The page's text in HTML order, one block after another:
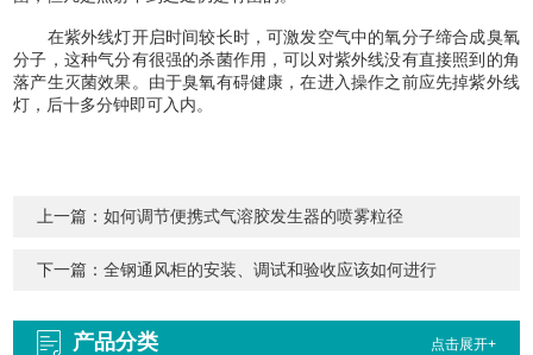
在紫外线灯开启时间较长时，可激发空气中的氧分子缔合成臭氧
分子，这种气分有很强的杀菌作用，可以对紫外线没有直接照到的角
落产生灭菌效果。由于臭氧有碍健康，在进入操作之前应先掉紫外线
灯，后十多分钟即可入内。
上一篇：如何调节便携式气溶胶发生器的喷雾粒径
下一篇：全钢通风柜的安装、调试和验收应该如何进行
产品分类 点击展开+